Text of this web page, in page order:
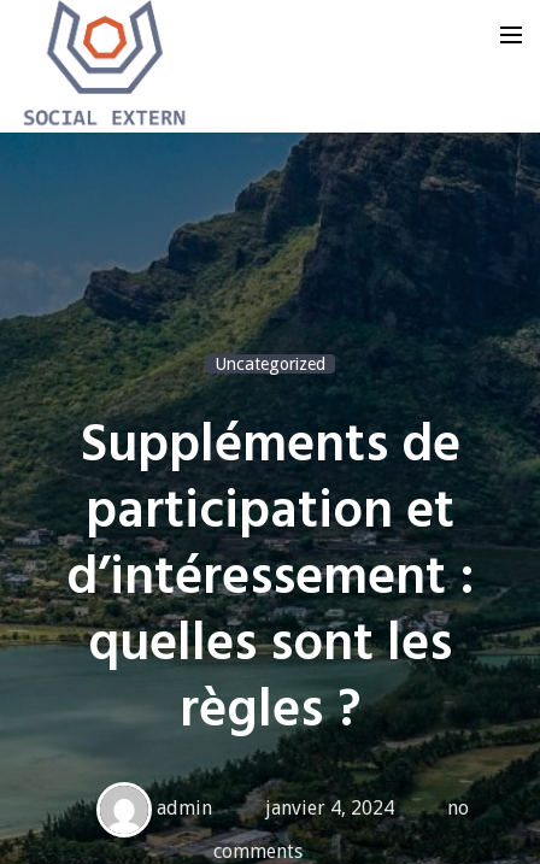
Notre groupe
Notre blog
Nous contacter
Uncategorized
Suppléments de
participation et
d’intéressement :
quelles sont les
règles ?
admin janvier 4, 2024
no
comments